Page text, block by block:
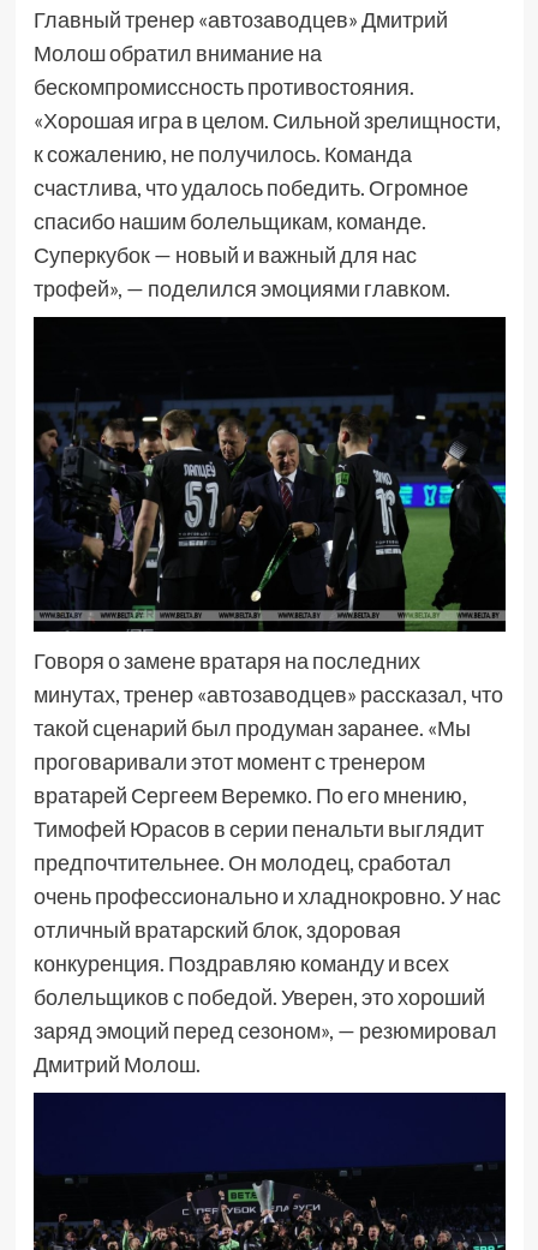
Главный тренер «автозаводцев» Дмитрий
Молош обратил внимание на
бескомпромиссность противостояния.
«Хорошая игра в целом. Сильной зрелищности,
к сожалению, не получилось. Команда
счастлива, что удалось победить. Огромное
спасибо нашим болельщикам, команде.
Суперкубок — новый и важный для нас
трофей», — поделился эмоциями главком.
Говоря о замене вратаря на последних
минутах, тренер «автозаводцев» рассказал, что
такой сценарий был продуман заранее. «Мы
проговаривали этот момент с тренером
вратарей Сергеем Веремко. По его мнению,
Тимофей Юрасов в серии пенальти выглядит
предпочтительнее. Он молодец, сработал
очень профессионально и хладнокровно. У нас
отличный вратарский блок, здоровая
конкуренция. Поздравляю команду и всех
болельщиков с победой. Уверен, это хороший
заряд эмоций перед сезоном», — резюмировал
Дмитрий Молош.